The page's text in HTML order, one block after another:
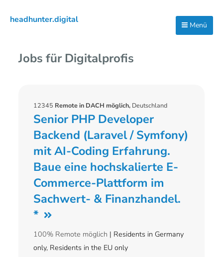
Hauptnavigation
Inhalt
headhunter.digital
Menü
Jobs für Digitalprofis
12345 Remote in DACH möglich, Deutschland
Senior PHP Developer
Backend (Laravel / Symfony)
mit AI-Coding Erfahrung.
Baue eine hochskalierte E-
Commerce-Plattform im
Sachwert- & Finanzhandel.
*
100% Remote möglich | Residents in Germany
only, Residents in the EU only